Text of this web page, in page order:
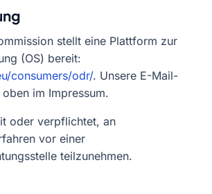
stellt eine Plattform zur
(OS) bereit:
consumers/odr/. Unsere E-Mail-
im Impressum.
oder verpflichtet, an
vor einer
teilzunehmen.